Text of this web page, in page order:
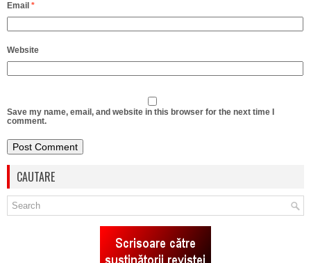
Email *
Website
Save my name, email, and website in this browser for the next time I
comment.
CAUTARE